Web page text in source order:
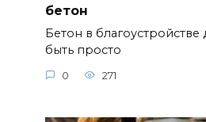
бетон
Бетон в благоустройстве
быть просто
0 271